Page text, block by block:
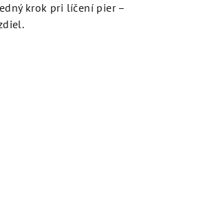
krok pri líčení pier –